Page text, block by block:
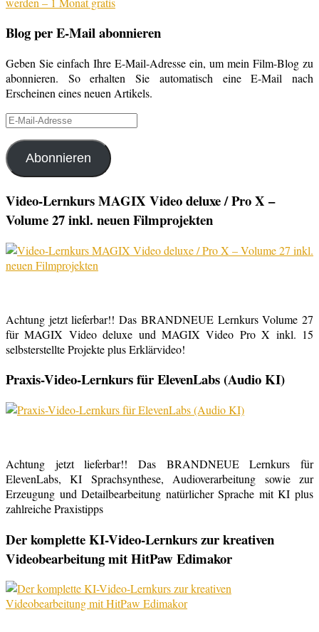
Blog per E-Mail abonnieren
Geben Sie einfach Ihre E-Mail-Adresse ein, um mein Film-Blog zu
abonnieren. So erhalten Sie automatisch eine E-Mail nach
Erscheinen eines neuen Artikels.
E-
Adresse
Abonnieren
Video-Lernkurs MAGIX Video deluxe / Pro X –
Volume 27 inkl. neuen Filmprojekten
Achtung jetzt lieferbar!! Das BRANDNEUE Lernkurs Volume 27
für MAGIX Video deluxe und MAGIX Video Pro X inkl. 15
selbsterstellte Projekte plus Erklärvideo!
Praxis-Video-Lernkurs für ElevenLabs (Audio KI)
Achtung jetzt lieferbar!! Das BRANDNEUE Lernkurs für
ElevenLabs, KI Sprachsynthese, Audioverarbeitung sowie zur
Erzeugung und Detailbearbeitung natürlicher Sprache mit KI plus
zahlreiche Praxistipps
Der komplette KI-Video-Lernkurs zur kreativen
Videobearbeitung mit HitPaw Edimakor